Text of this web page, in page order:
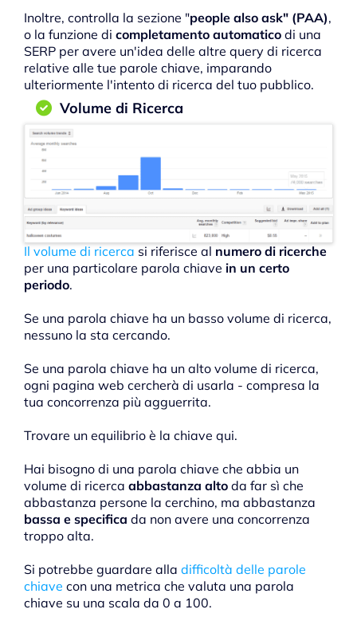
Inoltre, controlla la sezione "people also ask" (PAA),
o la funzione di completamento automatico di una
SERP per avere un'idea delle altre query di ricerca
relative alle tue parole chiave, imparando
ulteriormente l'intento di ricerca del tuo pubblico.
Volume di Ricerca
Il volume di ricerca si riferisce al numero di ricerche
per una particolare parola chiave in un certo
periodo.
Se una parola chiave ha un basso volume di ricerca,
nessuno la sta cercando.
Se una parola chiave ha un alto volume di ricerca,
ogni pagina web cercherà di usarla - compresa la
tua concorrenza più agguerrita.
Trovare un equilibrio è la chiave qui.
Hai bisogno di una parola chiave che abbia un
volume di ricerca abbastanza alto da far sì che
abbastanza persone la cerchino, ma abbastanza
bassa e specifica da non avere una concorrenza
troppo alta.
Si potrebbe guardare alla difficoltà delle parole
chiave con una metrica che valuta una parola
chiave su una scala da 0 a 100.